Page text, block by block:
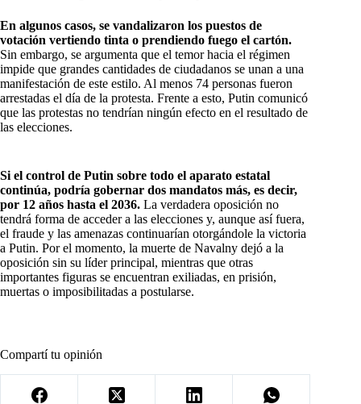
En algunos casos, se vandalizaron los puestos de
votación vertiendo tinta o prendiendo fuego el cartón.
Sin embargo, se argumenta que el temor hacia el régimen
impide que grandes cantidades de ciudadanos se unan a una
manifestación de este estilo. Al menos 74 personas fueron
arrestadas el día de la protesta. Frente a esto, Putin comunicó
que las protestas no tendrían ningún efecto en el resultado de
las elecciones.
Si el control de Putin sobre todo el aparato estatal
continúa, podría gobernar dos mandatos más, es decir,
por 12 años hasta el 2036. La verdadera oposición no
tendrá forma de acceder a las elecciones y, aunque así fuera,
el fraude y las amenazas continuarían otorgándole la victoria
a Putin. Por el momento, la muerte de Navalny dejó a la
oposición sin su líder principal, mientras que otras
importantes figuras se encuentran exiliadas, en prisión,
muertas o imposibilitadas a postularse.
Compartí tu opinión